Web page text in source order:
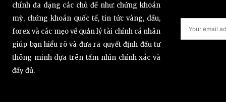
chính đa dạng các chủ đề như: chứng khoán
mỹ, chứng khoán quốc tế, tin tức vàng, dầu,
forex và các mẹo về quản lý tài chính cá nhân
giúp bạn hiểu rõ và đưa ra quyết định đầu tư
thông minh dựa trên tầm nhìn chính xác và
đầy đủ.